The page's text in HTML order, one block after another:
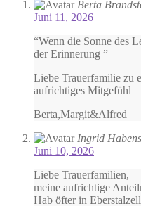
Berta
Juni 11, 2026
“Wenn die Sonne des
der Erinnerung ”
Liebe Trauerfamilie zu
aufrichtiges Mitgefühl
Berta,Margit&Alfred
Ingrid
Juni 10, 2026
Liebe Trauerfamilien,
meine aufrichtige
Hab öfter in